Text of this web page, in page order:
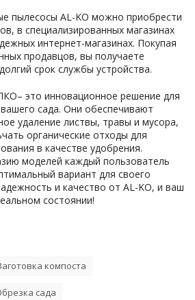
пылесосы AL-KO можно приобрести
в специализированных магазинах
интернет-магазинах. Покупая
продавцов, вы получаете
срок службы устройства.
это инновационное решение для
сада. Они обеспечивают
удаление листвы, травы и мусора,
органические отходы для
в качестве удобрения.
моделей каждый пользователь
вариант для своего
и качество от AL-KO, и ваш
состоянии!
компоста
сада